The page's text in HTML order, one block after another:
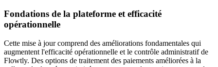
Fondations de la plateforme et efficacité
opérationnelle
Cette mise à jour comprend des améliorations fondamentales qui
augmentent l'efficacité opérationnelle et le contrôle administratif de
Flowtly. Des options de traitement des paiements améliorées à la